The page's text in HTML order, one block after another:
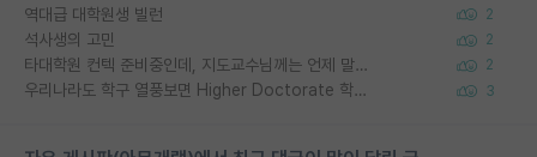
역대급 대학원생 빌런 2
석사생의 고민 2
타대학원 컨텍 준비중인데, 지도교수님께는 언제 말씀드려야 할까요? 2
우리나라도 학구 열풍보면 Higher Doctorate 학위가 필요하다고 봅니다. 3